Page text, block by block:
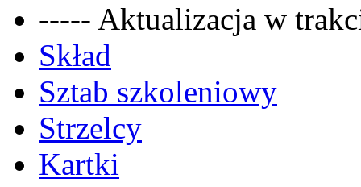
----- Aktualizacja w
Skład
Sztab szkoleniowy
Strzelcy
Kartki